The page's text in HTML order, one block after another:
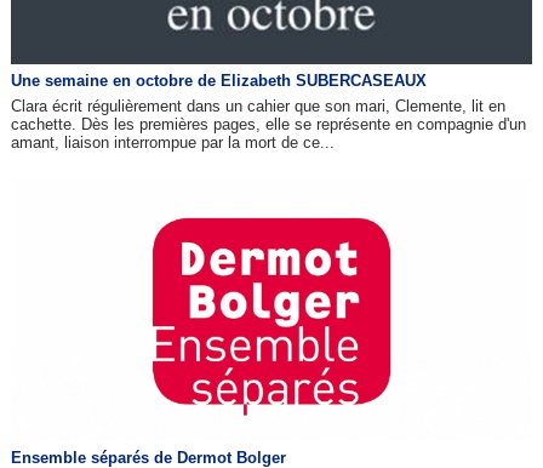
Une semaine en octobre de Elizabeth SUBERCASEAUX
Clara écrit régulièrement dans un cahier que son mari, Clemente, lit en
cachette. Dès les premières pages, elle se représente en compagnie d'un
amant, liaison interrompue par la mort de ce...
Ensemble séparés de Dermot Bolger